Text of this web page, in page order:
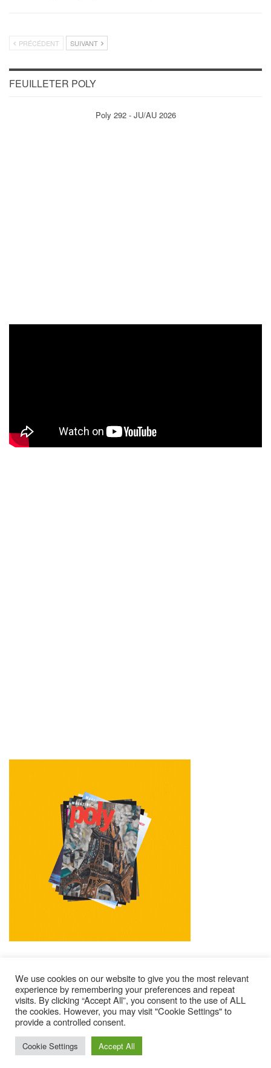
PRÉCÉDENT SUIVANT
FEUILLETER POLY
Poly 292 - JU/AU 2026
Mentions Légales Contacts
Où Trouver Poly ?
Lire Les Anciens N°
S’abonner À Poly
© 2025 – Magazine Poly – BKN
We use cookies on our website to give you the most relevant
experience by remembering your preferences and repeat
visits. By clicking “Accept All”, you consent to the use of ALL
the cookies. However, you may visit "Cookie Settings" to
provide a controlled consent.
Cookie Settings Accept All